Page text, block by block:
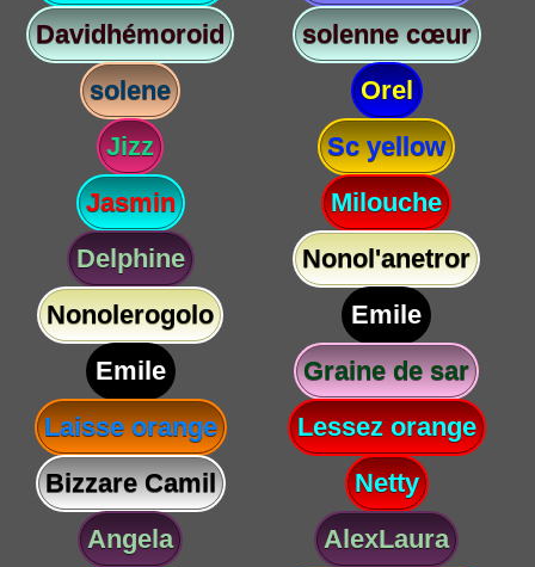
Davidhémoroid
solenne cœur
solene
Orel
Jizz
Sc yellow
Jasmin
Milouche
Delphine
Nonol'anetror
Nonolerogolo
Emile
Emile
Graine de sar
Laisse orange
Lessez orange
Bizzare Camil
Netty
Angela
AlexLaura